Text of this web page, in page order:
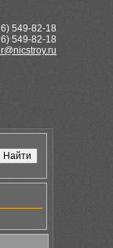
) 549-82-18
549-82-18